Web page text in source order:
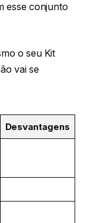
esse conjunto
o seu Kit
vai se
Desvantagens